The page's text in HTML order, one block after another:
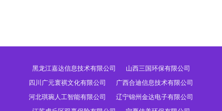
黑龙江嘉达信息技术有限公司
山西三国环保有限公司
四川广元寰祺文化有限公司
广西合迪信息技术有限公司
河北琪琬人工智能有限公司
辽宁锦州金达电子有限公司